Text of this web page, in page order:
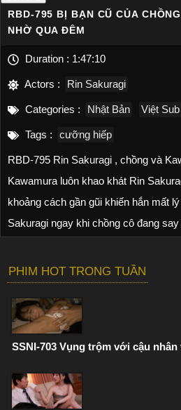
RBD-795 BỊ BẠN CŨ CỦA
NHỜ QUA ĐÊM
Duration : 1:47:10
Actors : Rin Sakuragi
Categories : Nhật Bản Việt Sub
Tags : cưỡng hiếp
RBD-795 Rin Sakuragi , chồng và
Kawamura luôn khao khát Rin
khoảng cách gần gũi khiến hắn mất
Sakuragi ngay khi chồng cô đang say
PHIM HOT TRONG TUẦN
SSNI-703 Vụng trộm với cậu